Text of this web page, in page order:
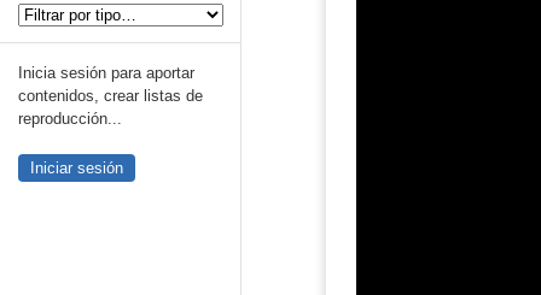
Inicia sesión para aportar
contenidos, crear listas de
reproducción...
Iniciar sesión